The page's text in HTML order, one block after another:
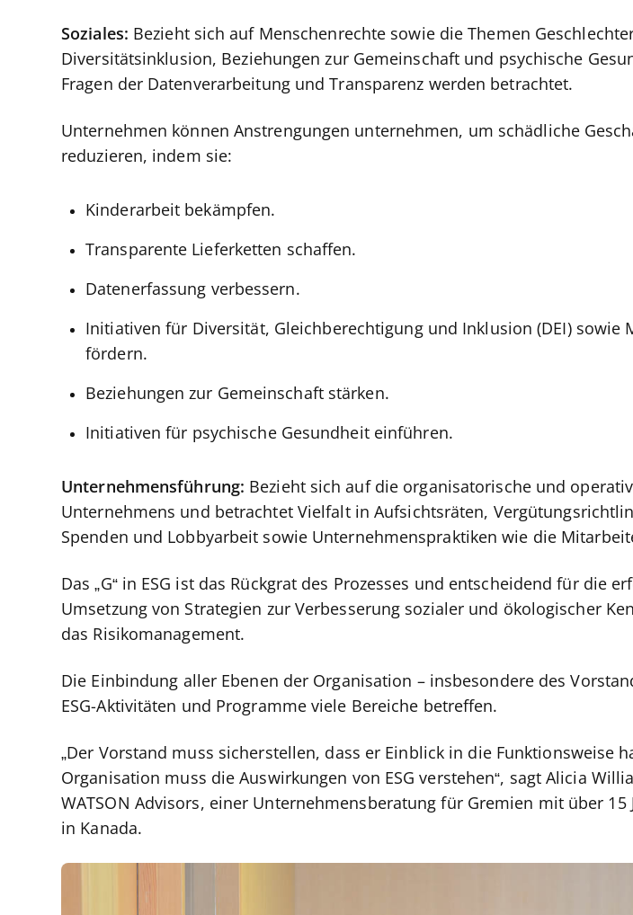
Soziales: Bezieht sich auf Menschenrechte sowie die Themen
Diversitätsinklusion, Beziehungen zur Gemeinschaft und psychische
Fragen der Datenverarbeitung und Transparenz werden betrachtet.
Unternehmen können Anstrengungen unternehmen, um schädliche
reduzieren, indem sie:
Kinderarbeit bekämpfen.
Transparente Lieferketten schaffen.
Datenerfassung verbessern.
Initiativen für Diversität, Gleichberechtigung und Inklusion (DEI) sowie
fördern.
Beziehungen zur Gemeinschaft stärken.
Initiativen für psychische Gesundheit einführen.
Unternehmensführung: Bezieht sich auf die organisatorische und
Unternehmens und betrachtet Vielfalt in Aufsichtsräten,
Spenden und Lobbyarbeit sowie Unternehmenspraktiken wie die
Das „G“ in ESG ist das Rückgrat des Prozesses und entscheidend für die
Umsetzung von Strategien zur Verbesserung sozialer und ökologischer
das Risikomanagement.
Die Einbindung aller Ebenen der Organisation – insbesondere des
ESG-Aktivitäten und Programme viele Bereiche betreffen.
„Der Vorstand muss sicherstellen, dass er Einblick in die Funktionsweise
Organisation muss die Auswirkungen von ESG verstehen“, sagt Alicia
WATSON Advisors, einer Unternehmensberatung für Gremien mit über 15
in Kanada.